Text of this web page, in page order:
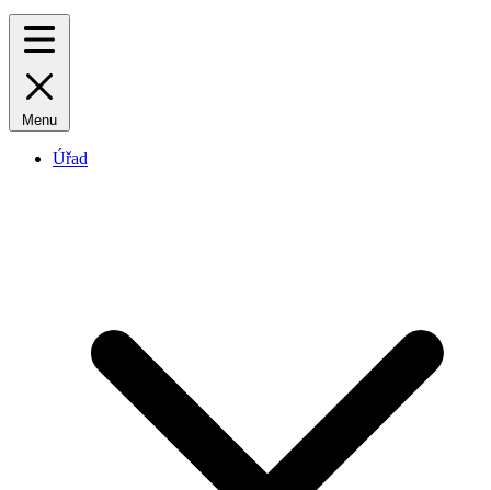
Menu
Úřad